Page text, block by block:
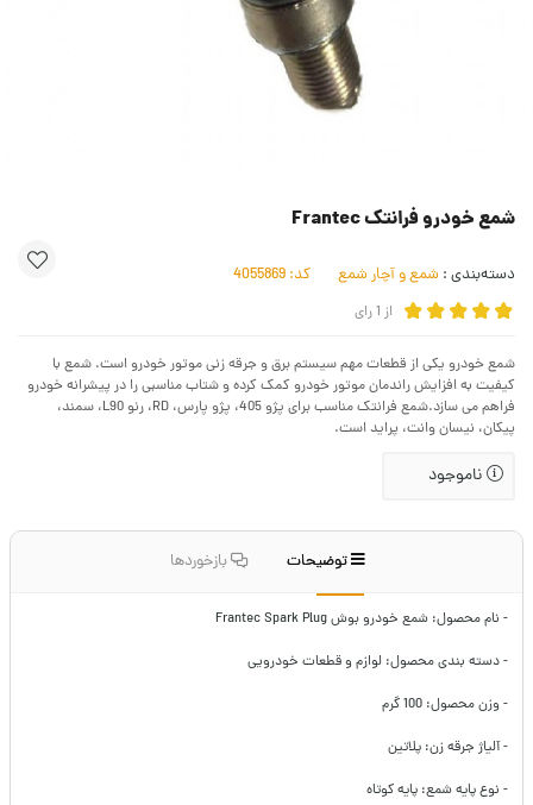
شمع خودرو فرانتک Frantec
دسته‌بندی : شمع و آچار شمع کد:
از 1رای
شمع خودرو یکی از قطعات مهم سیستم برق و جرقه زنی موتور خودرو است. شمع با
کیفیت به افزایش راندمان موتور خودرو کمک کرده و شتاب مناسبی را در پیشرانه خودرو
فراهم می سازد.شمع فرانتک مناسب برای پژو 405، پژو پارس، RD، رنو L90، سمند،
پیکان، نیسان وانت، پراید است.
ناموجود
توضیحات بازخوردها
- نام محصول: شمع خودرو بوش Frantec Spark Plug
- دسته بندی محصول: لوازم و قطعات خودرویی
- وزن محصول: 100 گرم
- آلیاژ جرقه زن: پلاتین
- نوع پایه شمع: پایه کوتاه